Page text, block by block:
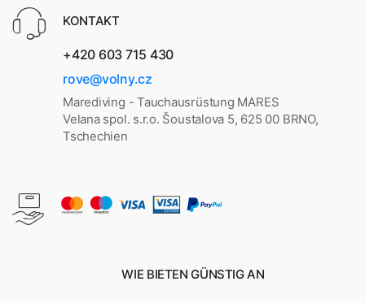
KONTAKT
+420 603 715 430
rove@volny.cz
Marediving - Tauchausrüstung MARES
Velana spol. s.r.o. Šoustalova 5, 625 00 BRNO,
Tschechien
WIE BIETEN GÜNSTIG AN